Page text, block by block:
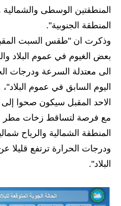
المنطقتين الوسطى
المنطقة الجنوبية".
وذكرت ان "طقس السبت
بعض الغيوم في عموم البلاد
الى معتدلة السرعة ودرجات
اليوم السابق في عموم
الاحد المقبل سيكون صحوا
مع فرصة لتساقط زخات مطر
المنطقة الشمالية والرياح
ودرجات الحرارة ترتفع قليلا
البلاد".